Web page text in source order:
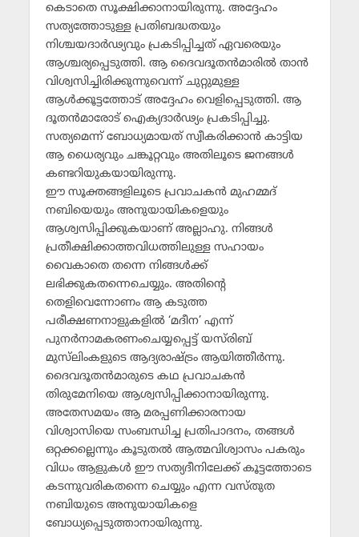
കെടാതെ സൂക്ഷിക്കാനായിരുന്നു. അദ്ദേഹം
സത്യത്തോടുള്ള പ്രതിബദ്ധതയും
നിശ്ചയദാര്‍ഢ്യവും പ്രകടിപ്പിച്ചത് ഏവരെയും
ആശ്ചര്യപ്പെടുത്തി. ആ ദൈവദൂതന്‍മാരില്‍ താന്‍
വിശ്വസിച്ചിരിക്കുന്നുവെന്ന് ചുറ്റുമുള്ള
ആള്‍ക്കൂട്ടത്തോട് അദ്ദേഹം വെളിപ്പെടുത്തി. ആ
ദൂതന്‍മാരോട് ഐക്യദാര്‍ഢ്യം പ്രകടിപ്പിച്ചു.
സത്യമെന്ന് ബോധ്യമായത് സ്വീകരിക്കാന്‍ കാട്ടിയ
ആ ധൈര്യവും ചങ്കൂറ്റവും അതിലൂടെ ജനങ്ങള്‍
കണ്ടറിയുകയായിരുന്നു.
ഈ സൂക്തങ്ങളിലൂടെ പ്രവാചകന്‍ മുഹമ്മദ്
നബിയെയും അനുയായികളെയും
ആശ്വസിപ്പിക്കുകയാണ് അല്ലാഹു. നിങ്ങള്‍
പ്രതീക്ഷിക്കാത്തവിധത്തിലുള്ള സഹായം
വൈകാതെ തന്നെ നിങ്ങള്‍ക്ക്
ലഭിക്കുകതന്നെചെയ്യും. അതിന്റെ
തെളിവെന്നോണം ആ കടുത്ത
പരീക്ഷണനാളുകളില്‍ ‘മദീന’ എന്ന്
പുനര്‍നാമകരണംചെയ്യപ്പെട്ട് യസ്‌രിബ്
മുസ്‌ലിംകളുടെ ആദ്യരാഷ്ട്രം ആയിത്തീര്‍ന്നു.
ദൈവദൂതന്‍മാരുടെ കഥ പ്രവാചകന്‍
തിരുമേനിയെ ആശ്വസിപ്പിക്കാനായിരുന്നു.
അതേസമയം ആ മരപ്പണിക്കാരനായ
വിശ്വാസിയെ സംബന്ധിച്ച പ്രതിപാദനം, തങ്ങള്‍
ഒറ്റക്കല്ലെന്നും കൂടുതല്‍ ആത്മവിശ്വാസം പകരും
വിധം ആളുകള്‍ ഈ സത്യദീനിലേക്ക് കൂട്ടത്തോടെ
കടന്നുവരികതന്നെ ചെയ്യും എന്ന വസ്തുത
നബിയുടെ അനുയായികളെ
ബോധ്യപ്പെടുത്താനായിരുന്നു.